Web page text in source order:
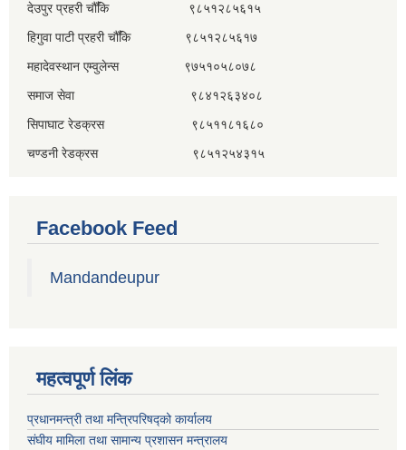
देउपुर प्रहरी चौँकि ९८५१२८५६१५
हिगुवा पाटी प्रहरी चौँकि ९८५१२८५६१७
महादेवस्थान एम्वुलेन्स ९७५१०५८०७८
समाज सेवा ९८४१२६३४०८
सिपाघाट रेडक्रस ९८५११८१६८०
चण्डनी रेडक्रस ९८५१२५४३१५
Facebook Feed
Mandandeupur
महत्वपूर्ण लिंक
प्रधानमन्त्री तथा मन्त्रिपरिषद्को कार्यालय
संघीय मामिला तथा सामान्य प्रशासन मन्त्रालय